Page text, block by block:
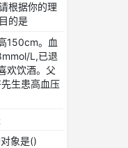
根据你的理
的是
150cm。血
L,已退
欢饮酒。父
生患高血压
象是()